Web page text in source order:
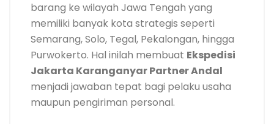
barang ke wilayah Jawa Tengah yang
memiliki banyak kota strategis seperti
Semarang, Solo, Tegal, Pekalongan, hingga
Purwokerto. Hal inilah membuat Ekspedisi
Jakarta Karanganyar Partner Andal
menjadi jawaban tepat bagi pelaku usaha
maupun pengiriman personal.